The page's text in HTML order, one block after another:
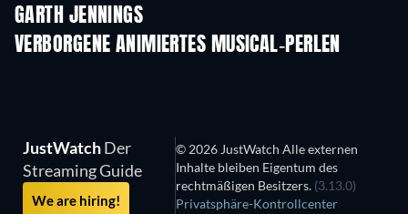
GARTH JENNINGS
VERBORGENE ANIMIERTES MUSICAL-PERLEN
JustWatchDer
Streaming Guide
We are hiring!
© 2026 JustWatch Alle externen
Inhalte bleiben Eigentum des
rechtmäßigen Besitzers. (3.13.0)
Privatsphäre-Kontrollcenter